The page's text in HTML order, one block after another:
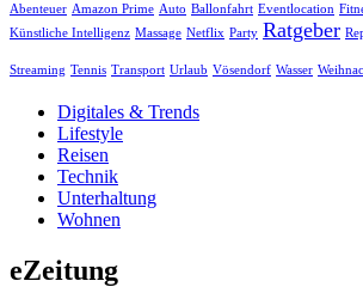
Abenteuer Amazon Prime Auto Ballonfahrt Eventlocation
Künstliche Intelligenz Massage Netflix Party Ratgeber
Streaming Tennis Transport Urlaub Vösendorf Wasser
Digitales & Trends
Lifestyle
Reisen
Technik
Unterhaltung
Wohnen
eZeitung